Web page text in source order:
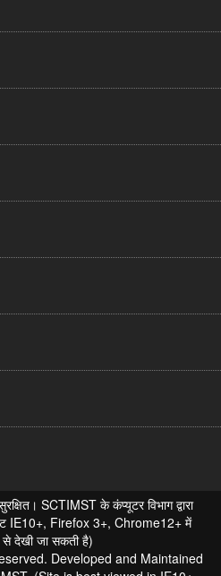
SCTIMST के कंप्यूटर विभाग द्वारा
IE10+, Firefox 3+, Chrome12+ में
से देखी जा सकती है)
Developed and Maintained